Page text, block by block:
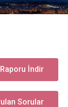
İndir
Sorular